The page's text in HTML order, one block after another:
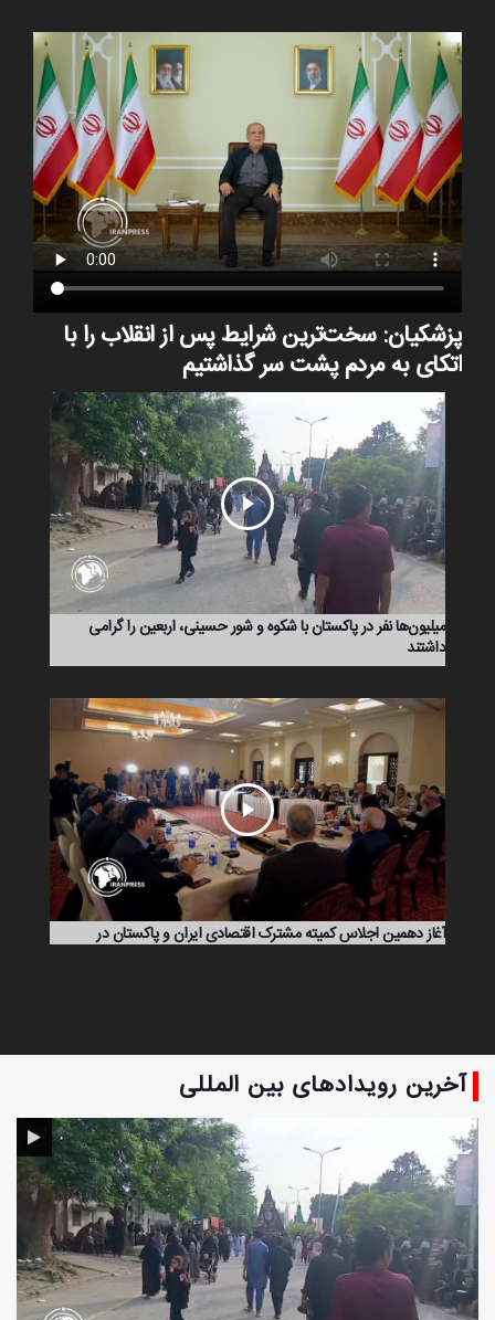
پزشکیان: سخت‌ترین شرایط پس از انقلاب را با
اتکای به مردم پشت سر گذاشتیم
میلیون‌ها نفر در پاکستان با شکوه و شور حسینی، اربعین را گرامی
داشتند
آغاز دهمین اجلاس کمیته مشترک اقتصادی ایران و پاکستان در
بقائی: مسیر پیشنهادی تنگه هرمز باید منافع و ملاحظات هر دو دولت
ساحلی را تأمین کند
آخرین رویدادهای بین المللی